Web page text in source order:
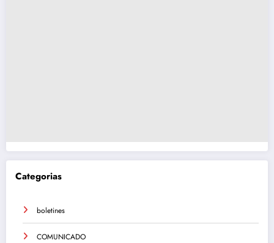
Categorias
boletines
COMUNICADO